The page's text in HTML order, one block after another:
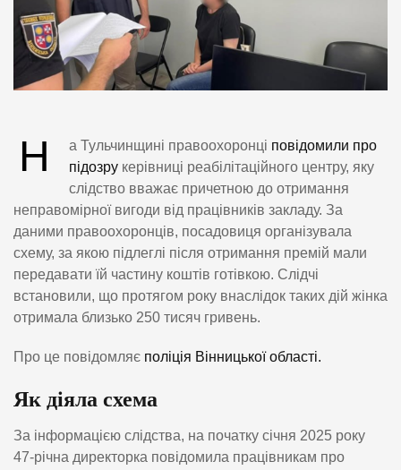
Н а Тульчинщині правоохоронці повідомили про
підозру керівниці реабілітаційного центру, яку
слідство вважає причетною до отримання
неправомірної вигоди від працівників закладу. За
даними правоохоронців, посадовиця організувала
схему, за якою підлеглі після отримання премій мали
передавати їй частину коштів готівкою. Слідчі
встановили, що протягом року внаслідок таких дій жінка
отримала близько 250 тисяч гривень.
Про це повідомляє поліція Вінницької області.
Як діяла схема
За інформацією слідства, на початку січня 2025 року
47-річна директорка повідомила працівникам про